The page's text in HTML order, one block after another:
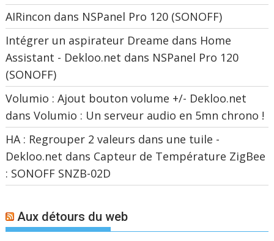
AIRincon dans NSPanel Pro 120 (SONOFF)
Intégrer un aspirateur Dreame dans Home
Assistant - Dekloo.net dans NSPanel Pro 120
(SONOFF)
Volumio : Ajout bouton volume +/- Dekloo.net
dansVolumio : Un serveur audio en 5mn chrono !
HA : Regrouper 2 valeurs dans une tuile -
Dekloo.net dans Capteur de Température ZigBee
: SONOFF SNZB-02D
Aux détours du web